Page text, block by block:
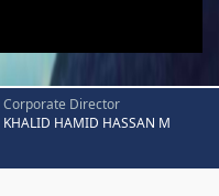
Corporate Director
KHALID HAMID HASSAN M